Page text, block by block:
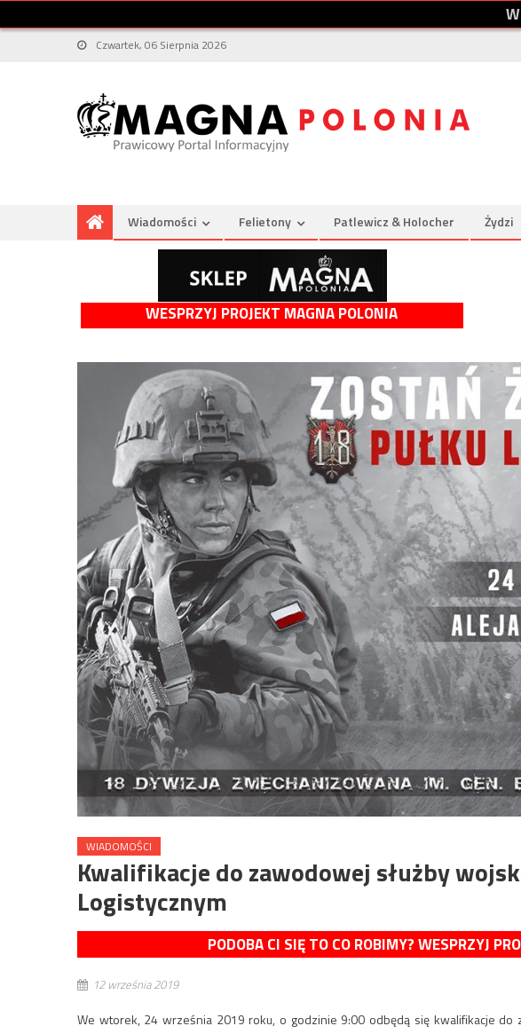
W
Czwartek, 06 Sierpnia 2026
Wiadomości Felietony Patlewicz & Holocher Żydzi
WESPRZYJ PROJEKT MAGNA POLONIA
WIADOMOŚCI
Kwalifikacje do zawodowej służby
Logistycznym
PODOBA CI SIĘ TO CO ROBIMY? WESPRZYJ
12 września 2019
We wtorek, 24 września 2019 roku, o godzinie 9:00 odbędą się kwalifikacje do